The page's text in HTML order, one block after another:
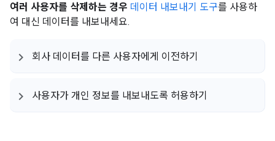
여러 사용자를 삭제하는 경우 데이터 내보내기 도구를 사용하
여 대신 데이터를 내보내세요.
회사 데이터를 다른 사용자에게 이전하기
사용자가 개인 정보를 내보내도록 허용하기